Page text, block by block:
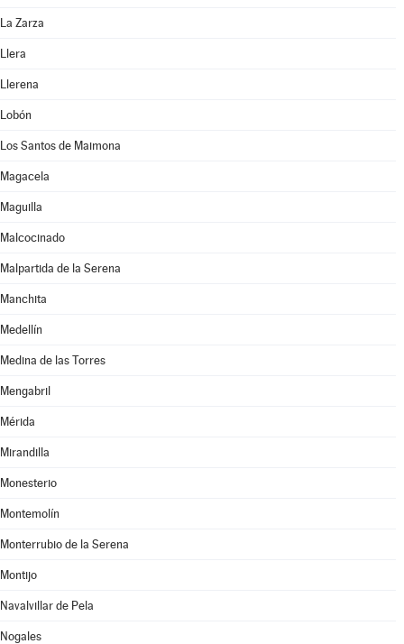
La Zarza
Llera
Llerena
Lobón
Los Santos de Maimona
Magacela
Maguilla
Malcocinado
Malpartida de la Serena
Manchita
Medellín
Medina de las Torres
Mengabril
Mérida
Mirandilla
Monesterio
Montemolín
Monterrubio de la Serena
Montijo
Navalvillar de Pela
Nogales